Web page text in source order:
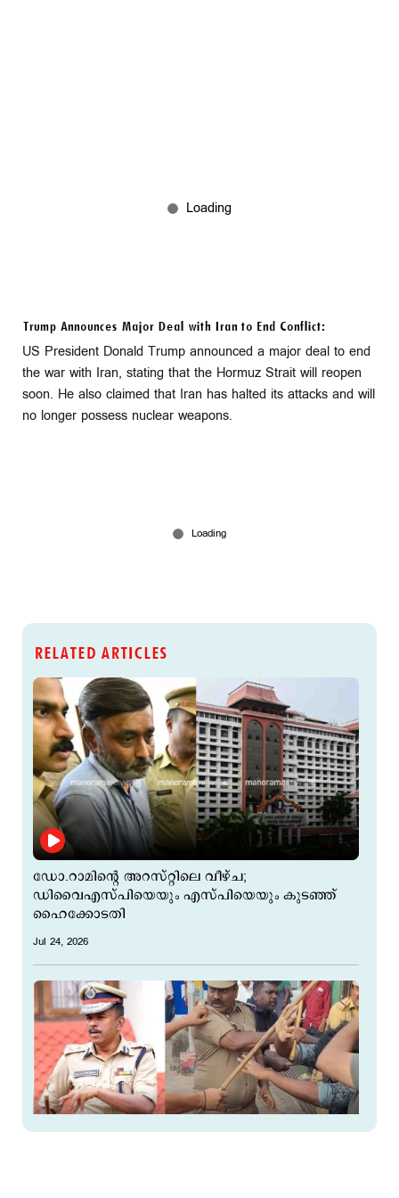
Trump Announces Major Deal with Iran to End Conflict:
US President Donald Trump announced a major deal to end
the war with Iran, stating that the Hormuz Strait will reopen
soon. He also claimed that Iran has halted its attacks and will
no longer possess nuclear weapons.
RELATED ARTICLES
ഡോ.റാമിന്റെ അറസ്റ്റിലെ വീഴ്ച;
ഡിവൈഎസ്പിയെയും എസ്പിയെയും കുടഞ്ഞ്
ഹൈക്കോടതി
Jul 24, 2026